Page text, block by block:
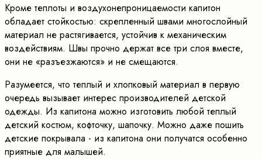
Кроме теплоты и воздухонепроницаемости капитон
обладает стойкостью: скрепленный швами многослойный
материал не растягивается, устойчив к механическим
воздействиям. Швы прочно держат все три слоя вместе,
они не «разъезжаются» и не смещаются.
Разумеется, что теплый и хлопковый материал в первую
очередь вызывает интерес производителей детской
одежды. Из капитона можно изготовить любой теплый
детский костюм, кофточку, шапочку. Можно даже пошить
детские покрывала - из капитона они получатся особенно
приятные для малышей.